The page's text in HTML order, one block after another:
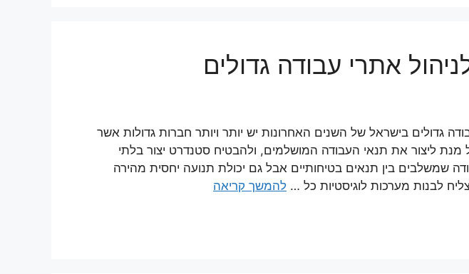
אתרי עבודה גדולים
גדולים בישראל של השנים האחרונות יש יותר ויותר חברות גדולות אשר
ליצור את תנאי העבודה המושלמים, ולהבטיח סטנדרט יצור בלתי
שמשלבים בין תנאים בטיחותיים אבל גם יכולת תנועה יחסית מהירה
לבנות מערכות לוגיסטיות כל … להמשך קריאה